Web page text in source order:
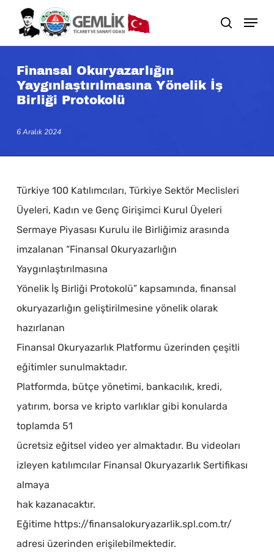
main
content
search
Finansal Okuryazarlığın
Yaygınlaştırılmasına Yönelik İş
Birliği Protokolü
6 Aralık 2024
Türkiye 100 Katılımcıları, Türkiye Sektör Meclisleri
Üyeleri, Kadın ve Genç Girişimci Kurul Üyeleri
Sermaye Piyasası Kurulu ile Birliğimiz arasında
imzalanan “Finansal Okuryazarlığın
Yaygınlaştırılmasına
Yönelik İş Birliği Protokolü” kapsamında, finansal
okuryazarlığın geliştirilmesine yönelik olarak
hazırlanan
Finansal Okuryazarlık Platformu üzerinden çeşitli
eğitimler sunulmaktadır.
Platformda, bütçe yönetimi, bankacılık, kredi,
yatırım, borsa ve kripto varlıklar gibi konularda
toplamda 51
ücretsiz eğitsel video yer almaktadır. Bu videoları
izleyen katılımcılar Finansal Okuryazarlık Sertifikası
almaya
hak kazanacaktır.
Eğitime https://finansalokuryazarlik.spl.com.tr/
adresi üzerinden erişilebilmektedir.